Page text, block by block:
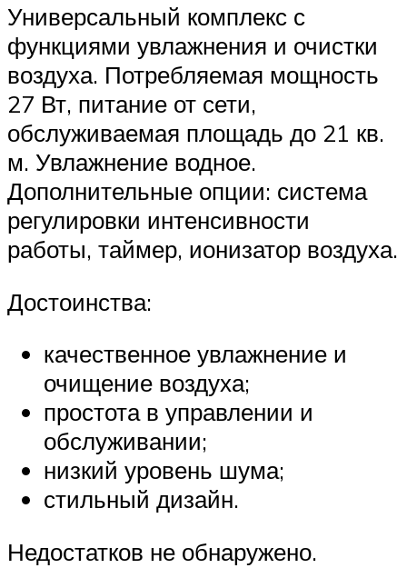
Универсальный комплекс с
функциями увлажнения и очистки
воздуха. Потребляемая мощность
27 Вт, питание от сети,
обслуживаемая площадь до 21 кв.
м. Увлажнение водное.
Дополнительные опции: система
регулировки интенсивности
работы, таймер, ионизатор воздуха.
Достоинства:
качественное увлажнение и
очищение воздуха;
простота в управлении и
обслуживании;
низкий уровень шума;
стильный дизайн.
Недостатков не обнаружено.